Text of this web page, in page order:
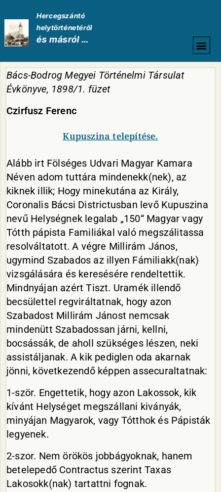
Hercegszántó
helytörténetéről
és másról …
Bács-Bodrog Megyei Történelmi Társulat
Évkönyve, 1898/1. füzet
Czirfusz Ferenc
Kupuszina telepítése.
Alább irt Fölséges Udvari Magyar Kamara
Néven adom tuttára mindenekk(nek), az
kiknek illik; Hogy minekutána az Király,
Coronalis Bácsi Districtusban levő Kupuszina
nevű Helységnek legalab „150“ Magyar vagy
Tótth pápista Familiákal való megszálitassa
resolváltatott. A végre Millirám János,
ugymind Szabados az illyen Fámiliakk(nak)
vizsgálására és keresésére rendeltettik.
Mindnyájan azért Tiszt. Uramék illendő
becsülettel regviráltatnak, hogy azon
Szabadost Millirám Jánost nemcsak
mindenütt Szabadossan járni, kellni,
bocsássák, de aholl szükséges lészen, neki
assistáljanak. A kik pediglen oda akarnak
jönni, következendő képpen assecuraltatnak:
1-ször. Engettetik, hogy azon Lakossok, kik
kívánt Helységet megszállani kiványák,
minyájan Magyarok, vagy Tótthok és Pápisták
legyenek.
2-szor. Nem örökös jobbágyoknak, hanem
betelepedő Contractus szerint Taxas
Lakosokk(nak) tartattni fognak.